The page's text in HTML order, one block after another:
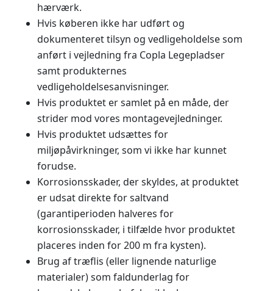
hærværk.
Hvis køberen ikke har udført og
dokumenteret tilsyn og vedligeholdelse som
anført i vejledning fra Copla Legepladser
samt produkternes
vedligeholdelsesanvisninger.
Hvis produktet er samlet på en måde, der
strider mod vores montagevejledninger.
Hvis produktet udsættes for
miljøpåvirkninger, som vi ikke har kunnet
forudse.
Korrosionsskader, der skyldes, at produktet
er udsat direkte for saltvand
(garantiperioden halveres for
korrosionsskader, i tilfælde hvor produktet
placeres inden for 200 m fra kysten).
Brug af træflis (eller lignende naturlige
materialer) som faldunderlag for